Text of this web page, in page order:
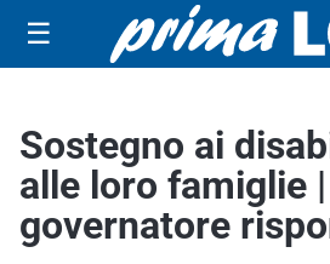
☰
Sostegno ai
alle loro famiglie
governatore